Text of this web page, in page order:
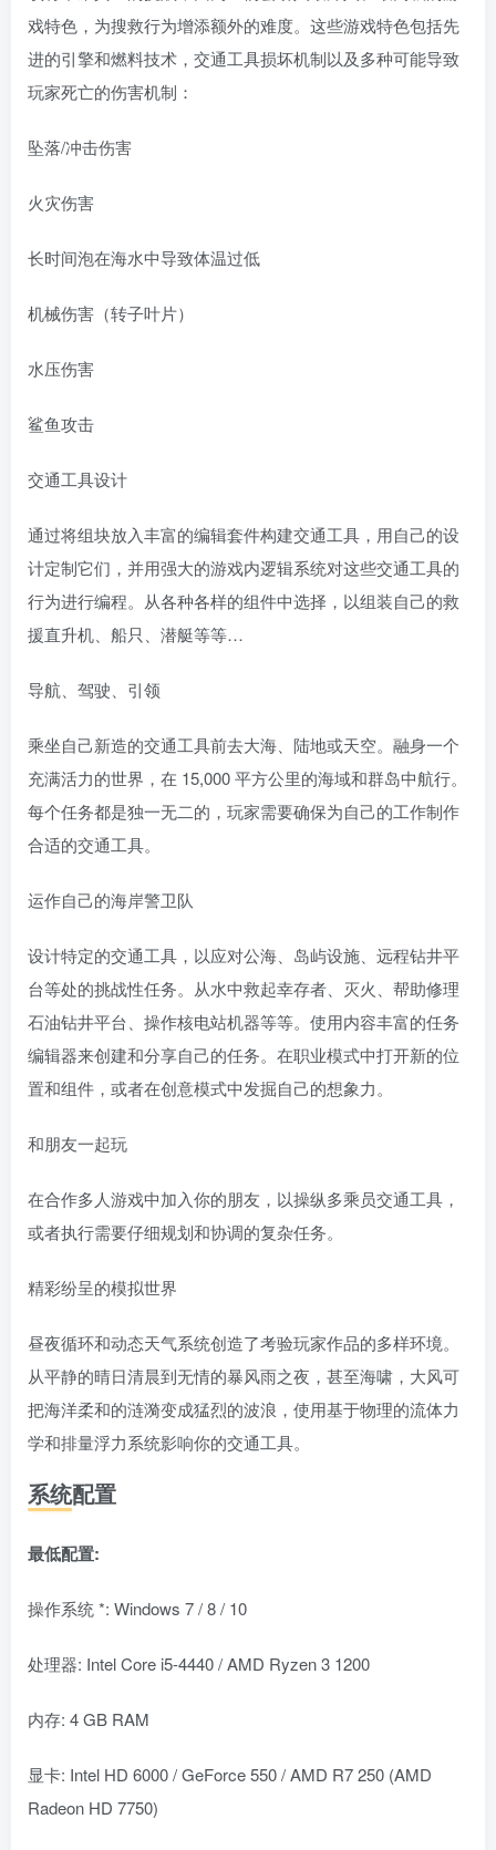
戏特色，为搜救行为增添额外的难度。这些游戏特色包括先
进的引擎和燃料技术，交通工具损坏机制以及多种可能导致
玩家死亡的伤害机制：
坠落/冲击伤害
火灾伤害
长时间泡在海水中导致体温过低
机械伤害（转子叶片）
水压伤害
鲨鱼攻击
交通工具设计
通过将组块放入丰富的编辑套件构建交通工具，用自己的设
计定制它们，并用强大的游戏内逻辑系统对这些交通工具的
行为进行编程。从各种各样的组件中选择，以组装自己的救
援直升机、船只、潜艇等等…
导航、驾驶、引领
乘坐自己新造的交通工具前去大海、陆地或天空。融身一个
充满活力的世界，在 15,000 平方公里的海域和群岛中航行。
每个任务都是独一无二的，玩家需要确保为自己的工作制作
合适的交通工具。
运作自己的海岸警卫队
设计特定的交通工具，以应对公海、岛屿设施、远程钻井平
台等处的挑战性任务。从水中救起幸存者、灭火、帮助修理
石油钻井平台、操作核电站机器等等。使用内容丰富的任务
编辑器来创建和分享自己的任务。在职业模式中打开新的位
置和组件，或者在创意模式中发掘自己的想象力。
和朋友一起玩
在合作多人游戏中加入你的朋友，以操纵多乘员交通工具，
或者执行需要仔细规划和协调的复杂任务。
精彩纷呈的模拟世界
昼夜循环和动态天气系统创造了考验玩家作品的多样环境。
从平静的晴日清晨到无情的暴风雨之夜，甚至海啸，大风可
把海洋柔和的涟漪变成猛烈的波浪，使用基于物理的流体力
学和排量浮力系统影响你的交通工具。
系统配置
最低配置:
操作系统 *: Windows 7 / 8 / 10
处理器: Intel Core i5-4440 / AMD Ryzen 3 1200
内存: 4 GB RAM
显卡: Intel HD 6000 / GeForce 550 / AMD R7 250 (AMD
Radeon HD 7750)